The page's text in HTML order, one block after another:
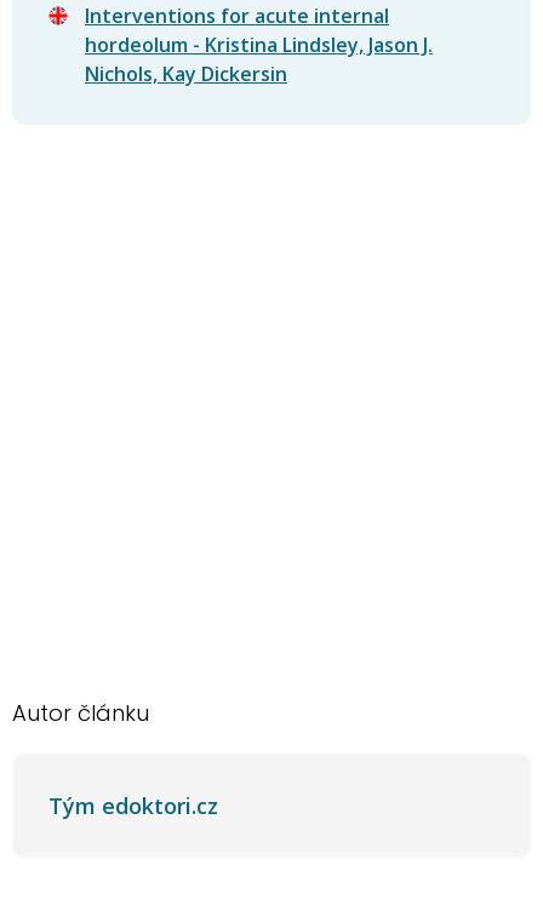
Interventions for acute internal
hordeolum - Kristina Lindsley, Jason J.
Nichols, Kay Dickersin
Autor článku
Tým edoktori.cz